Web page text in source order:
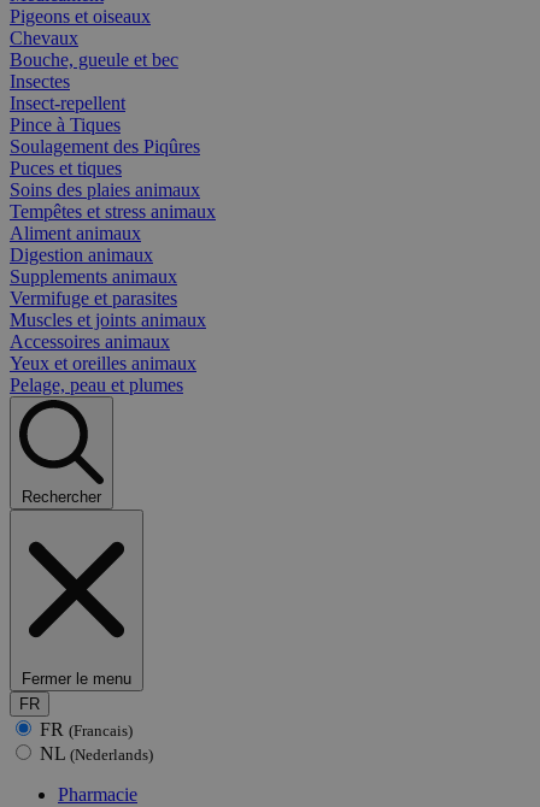
Pigeons et oiseaux
Chevaux
Bouche, gueule et bec
Insectes
Insect-repellent
Pince à Tiques
Soulagement des Piqûres
Puces et tiques
Soins des plaies animaux
Tempêtes et stress animaux
Aliment animaux
Digestion animaux
Supplements animaux
Vermifuge et parasites
Muscles et joints animaux
Accessoires animaux
Yeux et oreilles animaux
Pelage, peau et plumes
Rechercher
Fermer le menu
FR
FR (Francais)
NL (Nederlands)
Pharmacie